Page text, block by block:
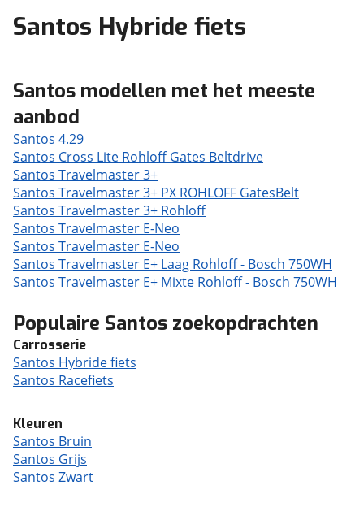
Santos Hybride fiets
Santos modellen met het meeste
aanbod
Santos 4.29
Santos Cross Lite Rohloff Gates Beltdrive
Santos Travelmaster 3+
Santos Travelmaster 3+ PX ROHLOFF GatesBelt
Santos Travelmaster 3+ Rohloff
Santos Travelmaster E-Neo
Santos Travelmaster E-Neo
Santos Travelmaster E+ Laag Rohloff - Bosch 750WH
Santos Travelmaster E+ Mixte Rohloff - Bosch 750WH
Populaire Santos zoekopdrachten
Carrosserie
Santos Hybride fiets
Santos Racefiets
Kleuren
Santos Bruin
Santos Grijs
Santos Zwart